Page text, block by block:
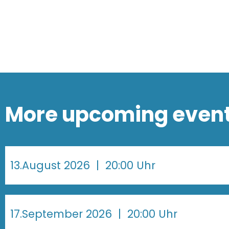
More upcoming
13.August 2026 | 20:00 Uhr
17.September 2026 | 20:00 Uhr